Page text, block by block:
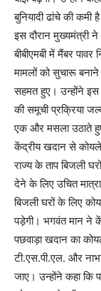
बुनियादी ढांचे की कमी
इस दौरान मुख्यमंत्री
बीबीएमबी में मैंबर पावर
मामलों को सुचारू
सहमत हुए। उन्होंने इस
की समूची प्रक्रिया
एक और मसला उठाते
केंद्रीय खदान से
राज्य के ताप बिजली
देने के लिए उचित
बिजली घरों के लिए
पड़ेगी। भगवंत मान ने
पछवाड़ा खदान का
टी.एस.पी.एल. और
जाए। उन्होंने कहा कि